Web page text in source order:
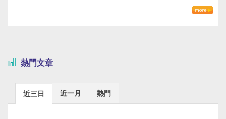
熱門文章
近三日 近一月 熱門